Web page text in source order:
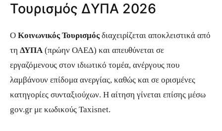
Τουρισμός ΔΥΠΑ 2026
Ο Κοινωνικός Τουρισμόςδιαχειρίζεται αποκλειστικά από
τη ΔΥΠΑ (πρώην ΟΑΕΔ) και απευθύνεται σε
εργαζόμενους στον ιδιωτικό τομέα, ανέργους που
λαμβάνουν επίδομα ανεργίας, καθώς και σε ορισμένες
κατηγορίες συνταξιούχων. Η αίτηση γίνεται επίσης μέσω
gov.gr με κωδικούς Taxisnet.